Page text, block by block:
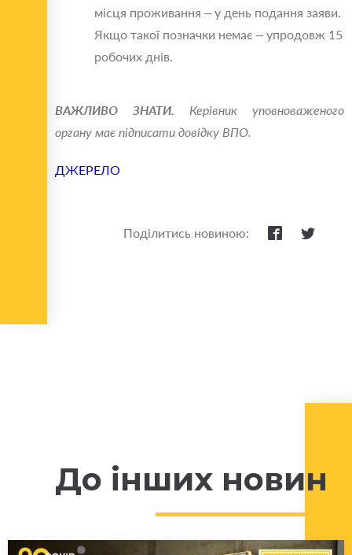
місця проживання – у день подання заяви.
Якщо такої позначки немає – упродовж 15
робочих днів.
ВАЖЛИВО ЗНАТИ.
Керівник уповноваженого
органу має підписати довідку ВПО.
ДЖЕРЕЛО
Поділитись новиною:
До інших новин